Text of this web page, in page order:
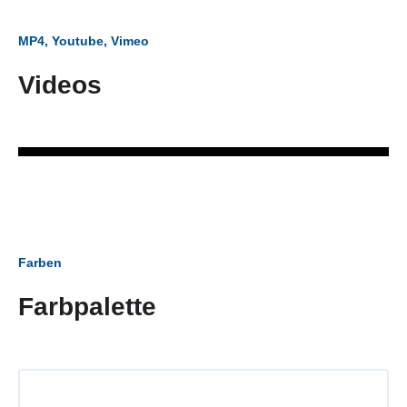
MP4, Youtube, Vimeo
Videos
Farben
Farbpalette